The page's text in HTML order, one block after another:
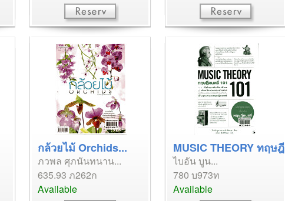
กล้วยไม้ Orchids...
ภวพล ศุภนันทนาน...
635.93 ภ262ก
Available
MUSIC THEORY ทฤษ
ไบอัน บูน...
780 บ973ท
Available